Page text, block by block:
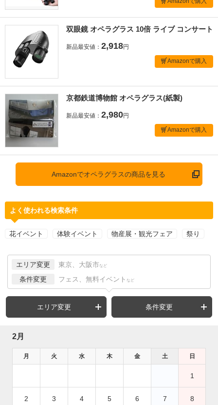
双眼鏡 オペラグラス 10倍 ライブ コンサート
新品最安値： 2,918円
Amazonで購入
京都鉄道博物館 オペラグラス(紙製)
新品最安値： 2,980円
Amazonで購入
Amazonでオペラグラスの商品を見る
よく使われる検索条件
花イベント 体験イベント 物産展・観光フェア 祭り
エリア変更 東京、大阪市 など
条件変更 フェス、無料イベント など
エリア変更 条件変更
2月
月 火 水 木 金 土 日
1
2 3 4 5 6 7 8